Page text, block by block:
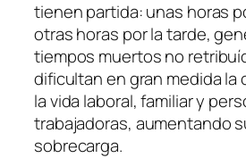
tienen partida: unas horas
otras horas por la tarde,
tiempos muertos no
dificultan en gran medida la
la vida laboral, familiar y
trabajadoras, aumentando
sobrecarga.